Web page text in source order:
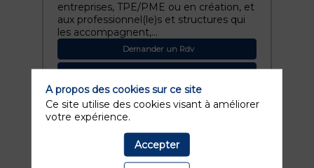
entreprises, TPE/PME ou en création, et
aux professionnel(le)s et structures qui
les accompagnent,...
Demander un Rdv
A propos des cookies sur ce site
Ce site utilise des cookies visant à améliorer
votre expérience.
Accepter